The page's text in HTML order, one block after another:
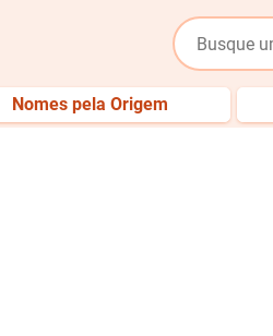
Nomes pela Origem